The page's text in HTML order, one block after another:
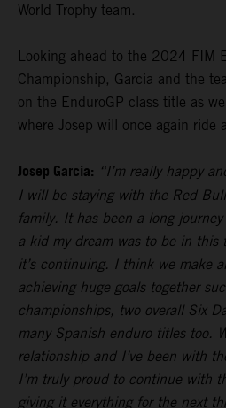
World Trophy team.
Looking ahead to the 2024 FIM
Championship, Garcia and the
on the EnduroGP class title as
where Josep will once again ride
Josep Garcia: “I’m really happy
I will be staying with the Red
family. It has been a long
a kid my dream was to be in this
it’s continuing. I think we make
achieving huge goals together
championships, two overall Six
many Spanish enduro titles too.
relationship and I’ve been with
I’m truly proud to continue with
giving it everything for the next